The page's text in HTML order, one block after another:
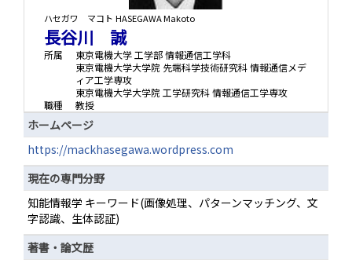
ハセガワ マコト HASEGAWA Makoto
長谷川 誠
所属
東京電機大学 工学部 情報通信工学科
東京電機大学大学院 先端科学技術研究科 情報通信メデ
ィア工学専攻
東京電機大学大学院 工学研究科 情報通信工学専攻
職種
教授
ホームページ
https://mackhasegawa.wordpress.com
現在の専門分野
知能情報学 キーワード(画像処理、パターンマッチング、文
字認識、生体認証)
著書・論文歴